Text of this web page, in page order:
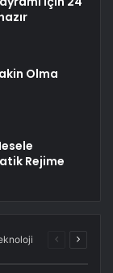
Olma
Rejime
ÖncekiSonraki